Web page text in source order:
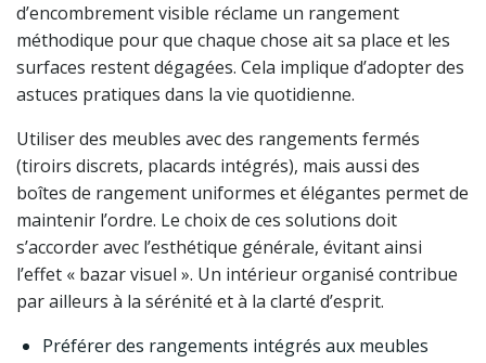
d’encombrement visible réclame un rangement
méthodique pour que chaque chose ait sa place et les
surfaces restent dégagées. Cela implique d’adopter des
astuces pratiques dans la vie quotidienne.
Utiliser des meubles avec des rangements fermés
(tiroirs discrets, placards intégrés), mais aussi des
boîtes de rangement uniformes et élégantes permet de
maintenir l’ordre. Le choix de ces solutions doit
s’accorder avec l’esthétique générale, évitant ainsi
l’effet « bazar visuel ». Un intérieur organisé contribue
par ailleurs à la sérénité et à la clarté d’esprit.
Préférer des rangements intégrés aux meubles